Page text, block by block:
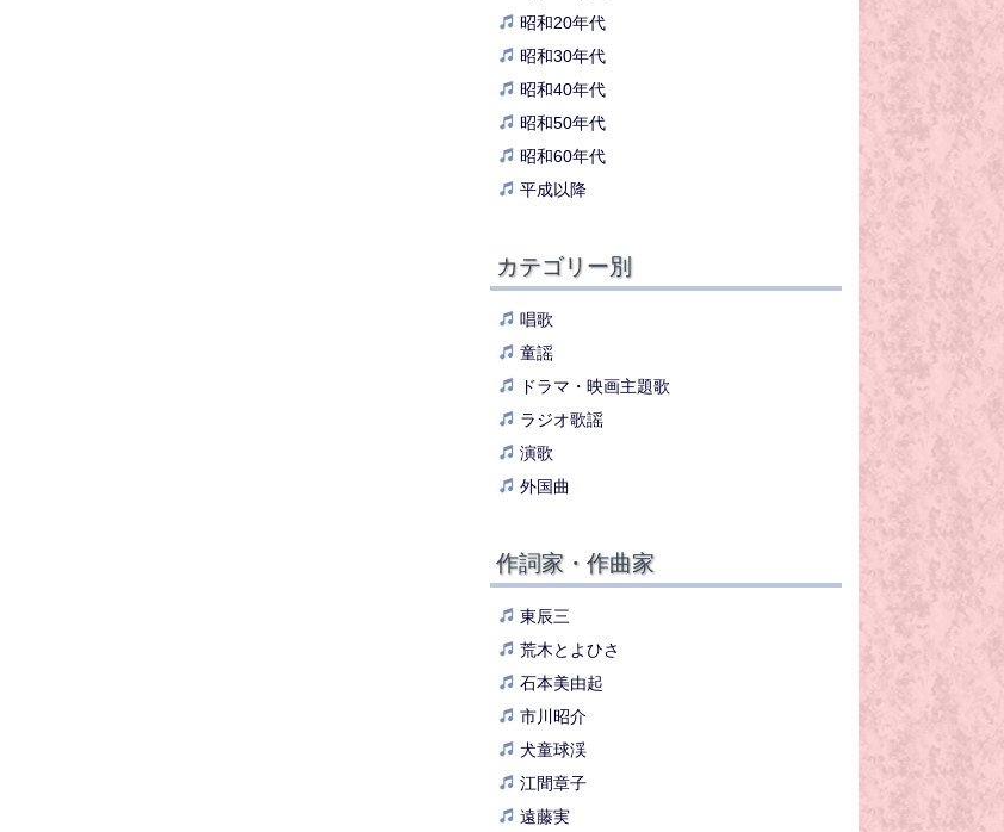
昭和20年代
昭和30年代
昭和40年代
昭和50年代
昭和60年代
平成以降
カテゴリー別
唱歌
童謡
ドラマ・映画主題歌
ラジオ歌謡
演歌
外国曲
作詞家・作曲家
東辰三
荒木とよひさ
石本美由起
市川昭介
犬童球渓
江間章子
遠藤実